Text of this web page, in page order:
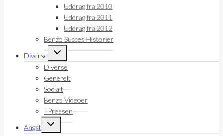
Uddrag fra 2010
Uddrag fra 2011
Uddrag fra 2012
Benzo Succes Historier
Diverse
Skift
undermenu
Diverse
Generelt
Socialt
Benzo Videoer
I Pressen
Angst
Skift
undermenu